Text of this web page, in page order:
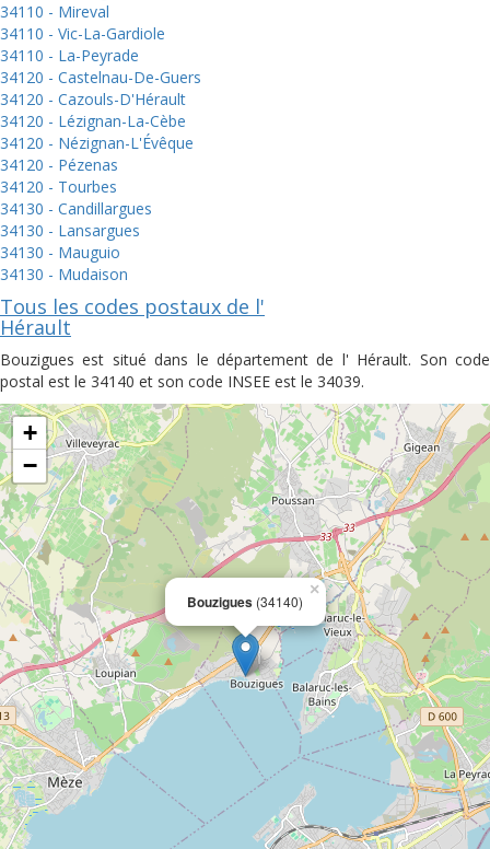
34110 - Mireval
34110 - Vic-La-Gardiole
34110 - La-Peyrade
34120 - Castelnau-De-Guers
34120 - Cazouls-D'Hérault
34120 - Lézignan-La-Cèbe
34120 - Nézignan-L'Évêque
34120 - Pézenas
34120 - Tourbes
34130 - Candillargues
34130 - Lansargues
34130 - Mauguio
34130 - Mudaison
Tous les codes postaux de l'
Hérault
Bouzigues est situé dans le département de l' Hérault. Son code
postal est le 34140 et son code INSEE est le 34039.
Bouzigues (34140)
×
+
−